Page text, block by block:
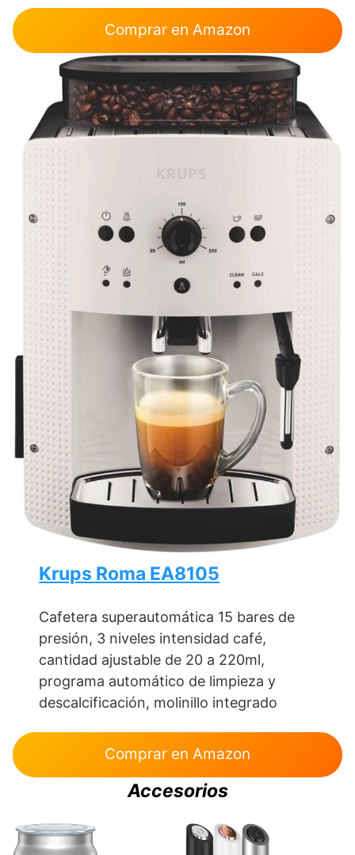
Comprar en Amazon
Krups Roma EA8105
Cafetera superautomática 15 bares de
presión, 3 niveles intensidad café,
cantidad ajustable de 20 a 220ml,
programa automático de limpieza y
descalcificación, molinillo integrado
Comprar en Amazon
Accesorios